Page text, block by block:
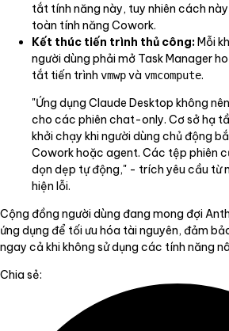
tắt tính năng này, tuy nhiên cách
toàn tính năng Cowork.
Kết thúc tiến trình thủ công:Mỗi
người dùng phải mở Task Manager
tắt tiến trình vmwpvà vmcompute.
"Ứng dụng Claude Desktop không
cho các phiên chat-only. Cơ sở hạ
khởi chạy khi người dùng chủ động
Cowork hoặc agent. Các tệp phiên
dọn dẹp tự động," - trích yêu cầu từ
hiện lỗi.
Cộng đồng người dùng đang mong đợi
ứng dụng để tối ưu hóa tài nguyên, đảm
ngay cả khi không sử dụng các tính năng
Chia sẻ: